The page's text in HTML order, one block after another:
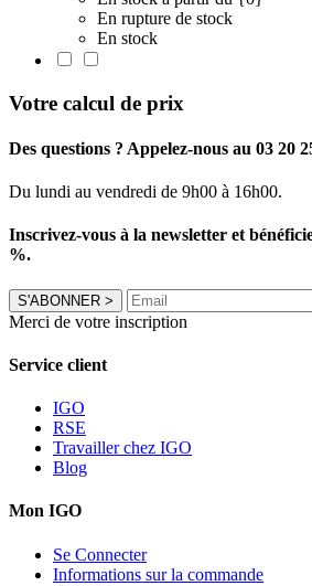
En rupture de stock
En stock
Votre calcul de prix
Des questions ? Appelez-nous au 03 20
Du lundi au vendredi de 9h00 à 16h00.
Inscrivez-vous à la newsletter et
%.
S'ABONNER >
Merci de votre inscription
Service client
IGO
RSE
Travailler chez IGO
Blog
Mon IGO
Se Connecter
Informations sur la commande